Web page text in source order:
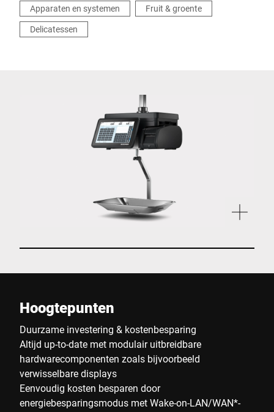
Apparaten en systemen
Fruit & groente
Delicatessen
Hoogtepunten
Duurzame investering & kostenbesparing
Altijd up-to-date met modulair uitbreidbare
hardwarecomponenten zoals bijvoorbeeld
verwisselbare displays
Eenvoudig kosten besparen door
energiebesparingsmodus met Wake-on-LAN/WAN*-